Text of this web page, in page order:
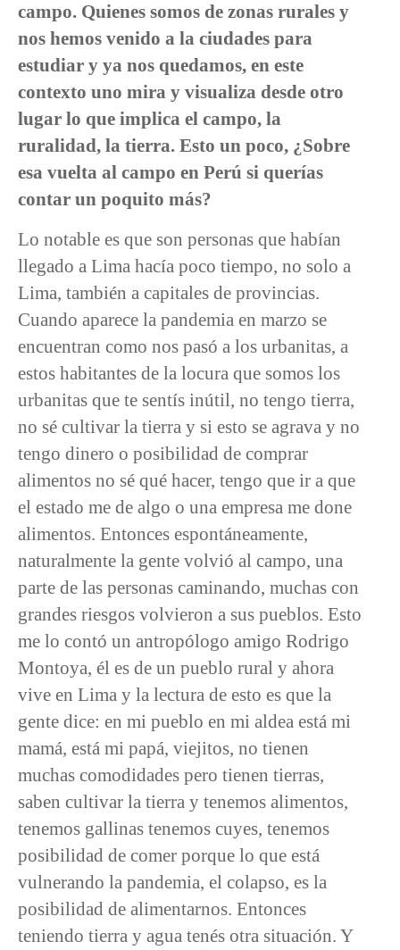
campo. Quienes somos de zonas rurales y
nos hemos venido a la ciudades para
estudiar y ya nos quedamos, en este
contexto uno mira y visualiza desde otro
lugar lo que implica el campo, la
ruralidad, la tierra. Esto un poco, ¿Sobre
esa vuelta al campo en Perú si querías
contar un poquito más?
Lo notable es que son personas que habían
llegado a Lima hacía poco tiempo, no solo a
Lima, también a capitales de provincias.
Cuando aparece la pandemia en marzo se
encuentran como nos pasó a los urbanitas, a
estos habitantes de la locura que somos los
urbanitas que te sentís inútil, no tengo tierra,
no sé cultivar la tierra y si esto se agrava y no
tengo dinero o posibilidad de comprar
alimentos no sé qué hacer, tengo que ir a que
el estado me de algo o una empresa me done
alimentos. Entonces espontáneamente,
naturalmente la gente volvió al campo, una
parte de las personas caminando, muchas con
grandes riesgos volvieron a sus pueblos. Esto
me lo contó un antropólogo amigo Rodrigo
Montoya, él es de un pueblo rural y ahora
vive en Lima y la lectura de esto es que la
gente dice: en mi pueblo en mi aldea está mi
mamá, está mi papá, viejitos, no tienen
muchas comodidades pero tienen tierras,
saben cultivar la tierra y tenemos alimentos,
tenemos gallinas tenemos cuyes, tenemos
posibilidad de comer porque lo que está
vulnerando la pandemia, el colapso, es la
posibilidad de alimentarnos. Entonces
teniendo tierra y agua tenés otra situación. Y